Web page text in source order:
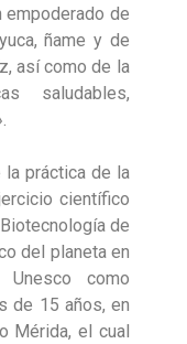
de
ñame y de
así como de la
saludables,
práctica de la
científico
de
del planeta en
como
de 15 años, en
Mérida, el cual